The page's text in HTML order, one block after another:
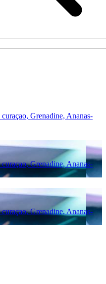
Grenadine, Ananas-
Grenadine, Ananas-
Grenadine, Ananas-